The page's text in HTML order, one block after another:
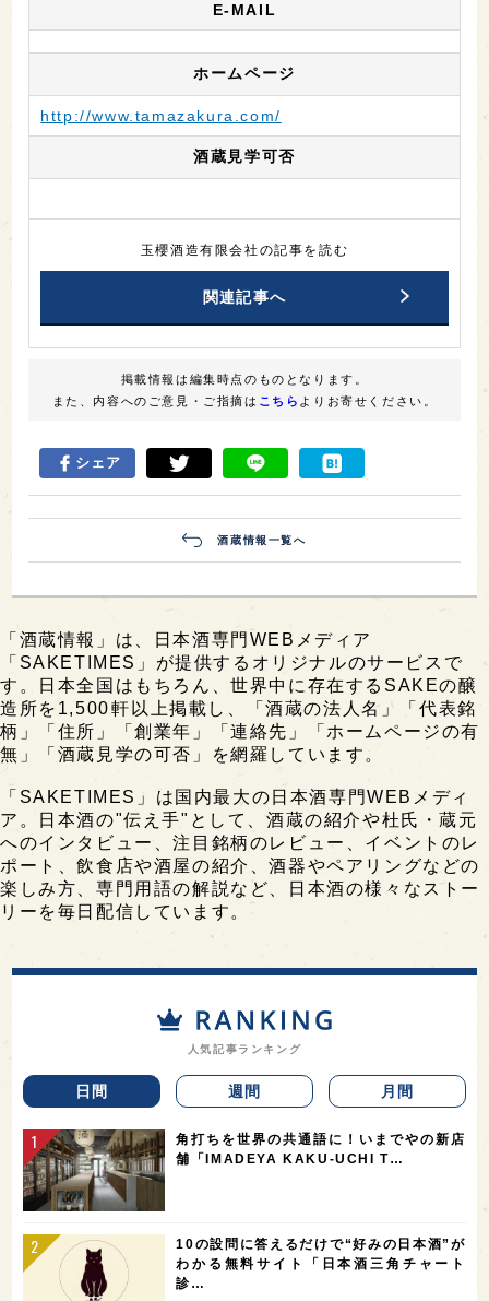
E-MAIL
ホームページ
http://www.tamazakura.com/
酒蔵見学可否
玉櫻酒造有限会社の記事を読む
関連記事へ
掲載情報は編集時点のものとなります。
また、内容へのご意見・ご指摘は こちら よりお寄せください。
シェア
酒蔵情報一覧へ
「酒蔵情報」は、日本酒専門WEBメディア
「SAKETIMES」が提供するオリジナルのサービスで
す。日本全国はもちろん、世界中に存在するSAKEの醸
造所を1,500軒以上掲載し、「酒蔵の法人名」「代表銘
柄」「住所」「創業年」「連絡先」「ホームページの有
無」「酒蔵見学の可否」を網羅しています。
「SAKETIMES」は国内最大の日本酒専門WEBメディ
ア。日本酒の"伝え手"として、酒蔵の紹介や杜氏・蔵元
へのインタビュー、注目銘柄のレビュー、イベントのレ
ポート、飲食店や酒屋の紹介、酒器やペアリングなどの
楽しみ方、専門用語の解説など、日本酒の様々なストー
リーを毎日配信しています。
人気記事ランキング
日間 週間 月間
角打ちを世界の共通語に！いまでやの新店
舗「IMADEYA KAKU-UCHI T…
10の設問に答えるだけで“好みの日本酒”が
わかる無料サイト「日本酒三角チャート
診…